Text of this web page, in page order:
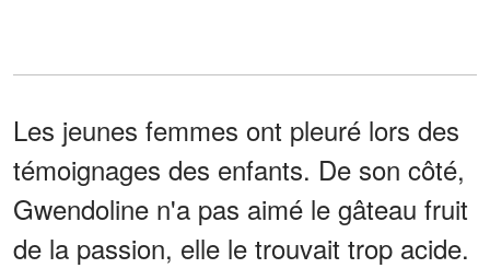
Les jeunes femmes ont pleuré lors des
témoignages des enfants. De son côté,
Gwendoline n'a pas aimé le gâteau fruit
de la passion, elle le trouvait trop acide.